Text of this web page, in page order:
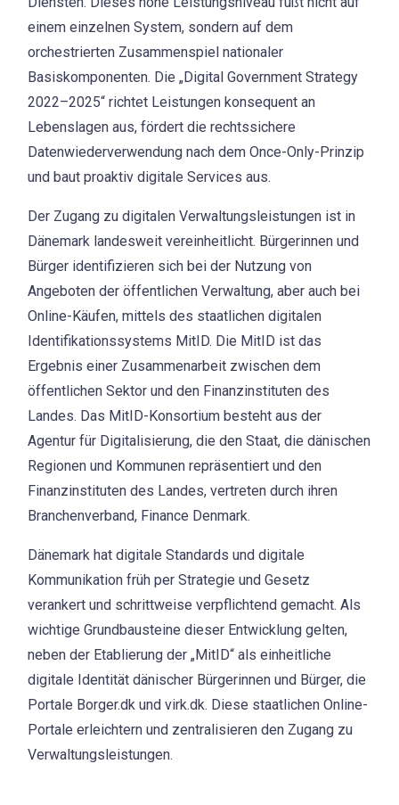
einem einzelnen System, sondern auf dem
orchestrierten Zusammenspiel nationaler
Basiskomponenten. Die „Digital Government Strategy
2022–2025“ richtet Leistungen konsequent an
Lebenslagen aus, fördert die rechtssichere
Datenwiederverwendung nach dem Once-Only-Prinzip
und baut proaktiv digitale Services aus.
Der Zugang zu digitalen Verwaltungsleistungen ist in
Dänemark landesweit vereinheitlicht. Bürgerinnen und
Bürger identifizieren sich bei der Nutzung von
Angeboten der öffentlichen Verwaltung, aber auch bei
Online-Käufen, mittels des staatlichen digitalen
Identifikationssystems MitID. Die MitID ist das
Ergebnis einer Zusammenarbeit zwischen dem
öffentlichen Sektor und den Finanzinstituten des
Landes. Das MitID-Konsortium besteht aus der
Agentur für Digitalisierung, die den Staat, die dänischen
Regionen und Kommunen repräsentiert und den
Finanzinstituten des Landes, vertreten durch ihren
Branchenverband, Finance Denmark.
Dänemark hat digitale Standards und digitale
Kommunikation früh per Strategie und Gesetz
verankert und schrittweise verpflichtend gemacht. Als
wichtige Grundbausteine dieser Entwicklung gelten,
neben der Etablierung der „MitID“ als einheitliche
digitale Identität dänischer Bürgerinnen und Bürger, die
Portale Borger.dk und virk.dk. Diese staatlichen Online-
Portale erleichtern und zentralisieren den Zugang zu
Verwaltungsleistungen.